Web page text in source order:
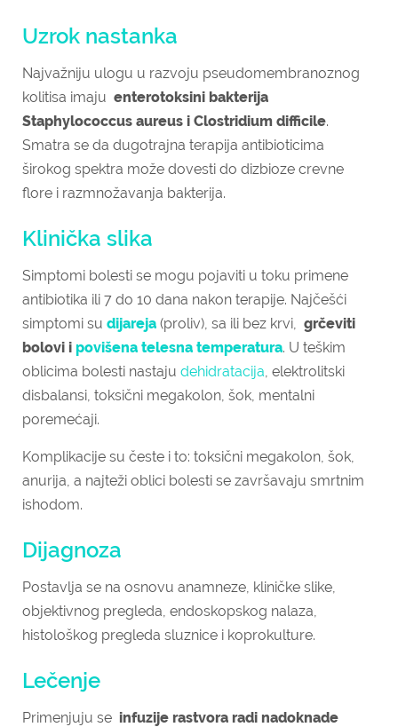
Uzrok nastanka
Najvažniju ulogu u razvoju pseudomembranoznog
kolitisa imaju enterotoksini bakterija
Staphylococcus aureus i Clostridium difficile.
Smatra se da dugotrajna terapija antibioticima
širokog spektra može dovesti do dizbioze crevne
flore i razmnožavanja bakterija.
Klinička slika
Simptomi bolesti se mogu pojaviti u toku primene
antibiotika ili 7 do 10 dana nakon terapije. Najčešći
simptomi su dijareja (proliv), sa ili bez krvi, grčeviti
bolovi i povišena telesna temperatura. U teškim
oblicima bolesti nastaju dehidratacija, elektrolitski
disbalansi, toksični megakolon, šok, mentalni
poremećaji.
Komplikacije su česte i to: toksični megakolon, šok,
anurija, a najteži oblici bolesti se završavaju smrtnim
ishodom.
Dijagnoza
Postavlja se na osnovu anamneze, kliničke slike,
objektivnog pregleda, endoskopskog nalaza,
histološkog pregleda sluznice i koprokulture.
Lečenje
Primenjuju se infuzije rastvora radi nadoknade